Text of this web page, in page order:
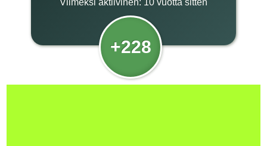
Viimeksi aktiivinen: 10 vuotta sitten
+228